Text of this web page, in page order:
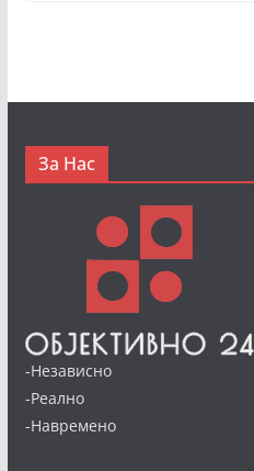
За Нас
-Независно
-Реално
-Навремено